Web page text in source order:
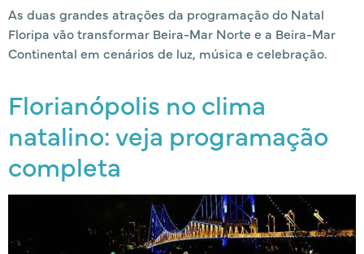
As duas grandes atrações da programação do Natal
Floripa vão transformar Beira-Mar Norte e a Beira-Mar
Continental em cenários de luz, música e celebração.
Florianópolis no clima
natalino: veja programação
completa